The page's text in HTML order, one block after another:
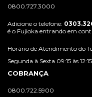
0800.727.3000
Adicione o telefone:
é o Fujioka entrando em
Horário de Atendimento do
Segunda à Sexta 09:15 às
COBRANÇA
0800.722.5900